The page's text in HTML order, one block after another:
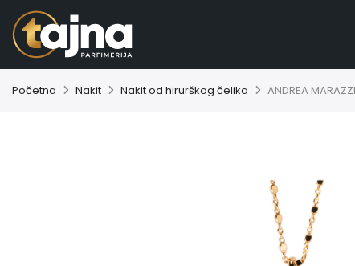
Početna Nakit Nakit od hirurškog čelika ANDREA